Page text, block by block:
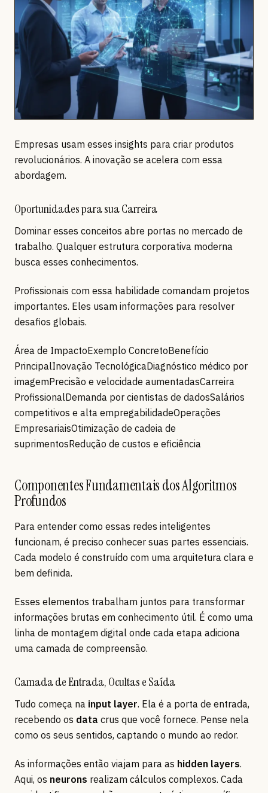
Empresas usam esses insights para criar produtos
revolucionários. A inovação se acelera com essa
abordagem.
Oportunidades para sua Carreira
Dominar esses conceitos abre portas no mercado de
trabalho. Qualquer estrutura corporativa moderna
busca esses conhecimentos.
Profissionais com essa habilidade comandam projetos
importantes. Eles usam informações para resolver
desafios globais.
Área de ImpactoExemplo ConcretoBenefício
PrincipalInovação TecnológicaDiagnóstico médico por
imagemPrecisão e velocidade aumentadasCarreira
ProfissionalDemanda por cientistas de dadosSalários
competitivos e alta empregabilidadeOperações
EmpresariaisOtimização de cadeia de
suprimentosRedução de custos e eficiência
Componentes Fundamentais dos Algoritmos
Profundos
Para entender como essas redes inteligentes
funcionam, é preciso conhecer suas partes essenciais.
Cada modelo é construído com uma arquitetura clara e
bem definida.
Esses elementos trabalham juntos para transformar
informações brutas em conhecimento útil. É como uma
linha de montagem digital onde cada etapa adiciona
uma camada de compreensão.
Camada de Entrada, Ocultas e Saída
Tudo começa na input layer. Ela é a porta de entrada,
recebendo os data crus que você fornece. Pense nela
como os seus sentidos, captando o mundo ao redor.
As informações então viajam para as hidden layers.
Aqui, os neurons realizam cálculos complexos. Cada